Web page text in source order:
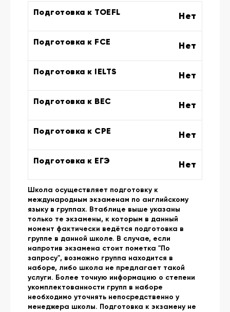
Подготовка к TOEFL Нет
Подготовка к FCE Нет
Подготовка к IELTS Нет
Подготовка к BEC Нет
Подготовка к CPE Нет
Подготовка к ЕГЭ Нет
Школа осуществляет подготовку к
международным экзаменам по английскому
языку в группах. Втаблице выше указаны
только те экзамены, к которым в данный
момент фактически ведётся подготовка в
группе в данной школе. В случае, если
напротив экзамена стоит пометка "По
запросу", возможно группа находится в
наборе, либо школа не предлагает такой
услуги. Более точную информацию о степени
укомплектованности групп в наборе
необходимо уточнять непосредственно у
менеджера школы. Подготовка к экзамену не